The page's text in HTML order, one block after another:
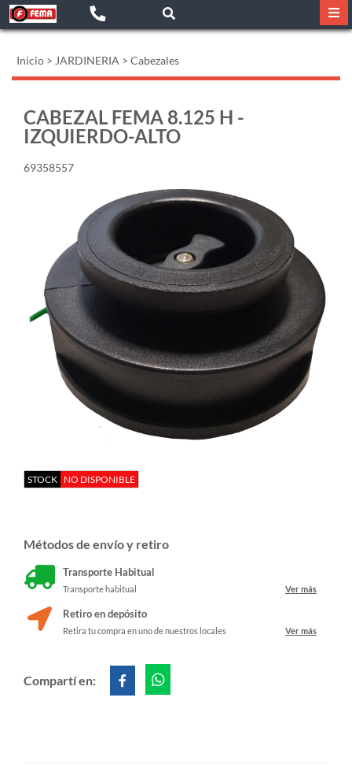
Inicio > JARDINERIA > Cabezales
CABEZAL FEMA 8.125 H -
IZQUIERDO-ALTO
69358557
STOCK NO DISPONIBLE
Métodos de envío y retiro
Transporte Habitual
Transporte habitual Ver más
Retiro en depósito
Retira tu compra en uno de nuestros locales Ver más
Compartí en: